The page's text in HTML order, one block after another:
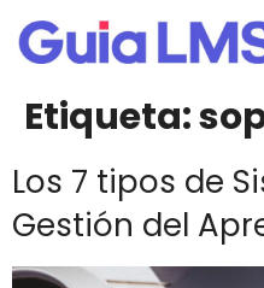
Etiqueta:
Los 7 tipos de
Gestión del